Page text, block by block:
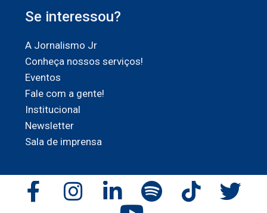
Se interessou?
A Jornalismo Jr
Conheça nossos serviços!
Eventos
Fale com a gente!
Institucional
Newsletter
Sala de imprensa